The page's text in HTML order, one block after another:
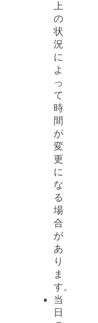
上
の
状
況
に
よ
っ
て
時
間
が
変
更
に
な
る
場
合
が
あ
り
ま
す。
当
日